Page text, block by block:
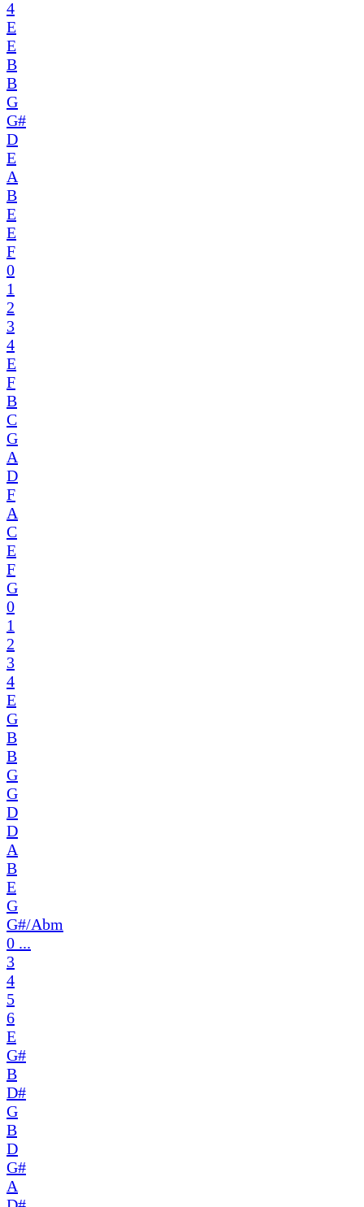
4
E
E
B
B
G
G#
D
E
A
B
E
E
F
0
1
2
3
4
E
F
B
C
G
A
D
F
A
C
E
F
G
0
1
2
3
4
E
G
B
B
G
G
D
D
A
B
E
G
G#/Abm
0 ...
3
4
5
6
E
G#
B
D#
G
B
D
G#
A